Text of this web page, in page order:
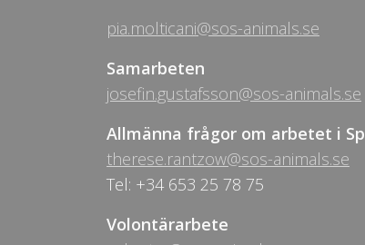
pia.molticani@sos-animals.se
Samarbeten
josefin.gustafsson@sos-animals.se
Allmänna frågor om arbetet i
therese.rantzow@sos-animals.se
Tel: +34 653 25 78 75
Volontärarbete